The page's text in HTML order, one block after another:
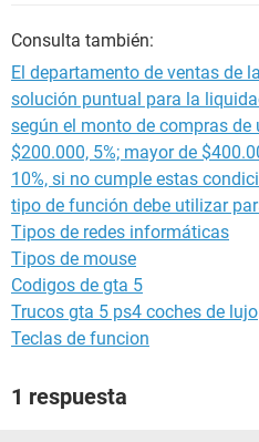
Consulta también:
El departamento de ventas de
solución puntual para la
según el monto de compras de
$200.000, 5%; mayor de
10%, si no cumple estas
tipo de función debe utilizar
Tipos de redes informáticas
Tipos de mouse
Codigos de gta 5
Trucos gta 5 ps4 coches de lujo
Teclas de funcion
1 respuesta